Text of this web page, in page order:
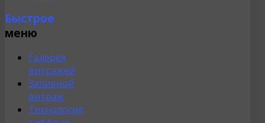
Быстрое
меню
Галерея
витражей
Заливной
витраж
Технология